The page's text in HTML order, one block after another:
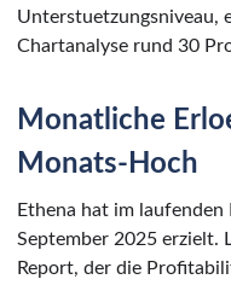
Unterstuetzungsniveau,
Chartanalyse rund 30
Monatliche
Monats-Hoch
Ethena hat im
September 2025 erzielt.
Report, der die